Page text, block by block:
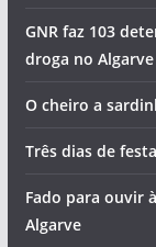
GNR faz 103
droga no Algarve
O cheiro a
Três dias de
Fado para ouvir
Algarve